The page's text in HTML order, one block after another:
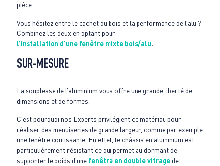
pièce.
Vous hésitez entre le cachet du bois et la performance de l’alu ?
Combinez les deux en optant pour
l’installation d’une fenêtre mixte bois/alu.
SUR-MESURE
La souplesse de l’aluminium vous offre une grande liberté de
dimensions et de formes.
C’est pourquoi nos Experts privilégient ce matériau pour
réaliser des menuiseries de grande largeur, comme par exemple
une fenêtre coulissante. En effet, le châssis en aluminium est
particulièrement résistant ce qui permet au dormant de
supporter le poids d’une fenêtre en double vitragede